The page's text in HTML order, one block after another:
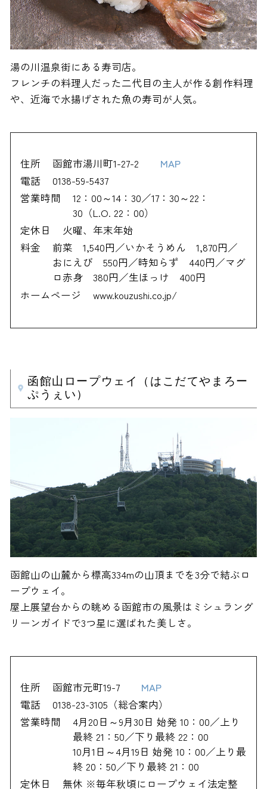
湯の川温泉街にある寿司店。
フレンチの料理人だった二代目の主人が作る創作料理
や、近海で水揚げされた魚の寿司が人気。
住所 函館市湯川町1-27-2
MAP
電話
0138-59-5437
営業時間
12：00～14：30／17：30～22：
30（L.O. 22：00）
定休日
火曜、年末年始
料金
前菜 1,540円／いかそうめん 1,870円／
おにえび 550円／時知らず 440円／マグ
ロ赤身 380円／生ほっけ 400円
ホームページ
www.kouzushi.co.jp/
函館山ロープウェイ（はこだてやまろー
ぷうぇい）
函館山の山麓から標高334mの山頂までを3分で結ぶロ
ープウェイ。
屋上展望台からの眺める函館市の風景はミシュラング
リーンガイドで3つ星に選ばれた美しさ。
住所 函館市元町19-7
MAP
電話
0138-23-3105（総合案内）
営業時間
4月20日～9月30日 始発 10：00／上り
最終 21：50／下り最終 22：00
10月1日～4月19日 始発 10：00／上り最
終 20：50／下り最終 21：00
定休日
無休 ※毎年秋頃にロープウェイ法定整